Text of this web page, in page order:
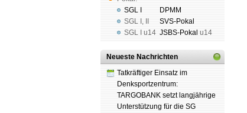
SGL I
SGL I ,
SGL I
u14
DPMM
SVS-Pokal
JSBS-Pokal u14
Neueste Nachrichten
Tatkräftiger Einsatz im
Denksportzentrum:
TARGOBANK setzt langjährige
Unterstützung für die SG